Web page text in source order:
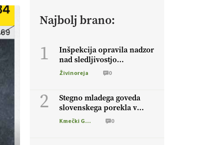
Najbolj brano:
1
Inšpekcija opravila nadzor
nad sledljivostjo
akcijskega mesa
Živinoreja 0
2
Stegno mladega goveda
slovenskega porekla v
trgovini po neverjetni
prodajni ceni 6,34 EUR za
Kmečki Glas 0